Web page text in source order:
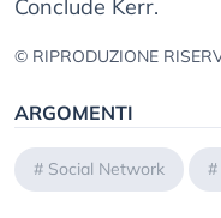
Conclude Kerr.
© RIPRODUZIONE
ARGOMENTI
# Social Network #